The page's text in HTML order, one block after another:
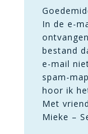
In de e-
bestand
e-mail
spam-
hoor ik
Met
Mieke –